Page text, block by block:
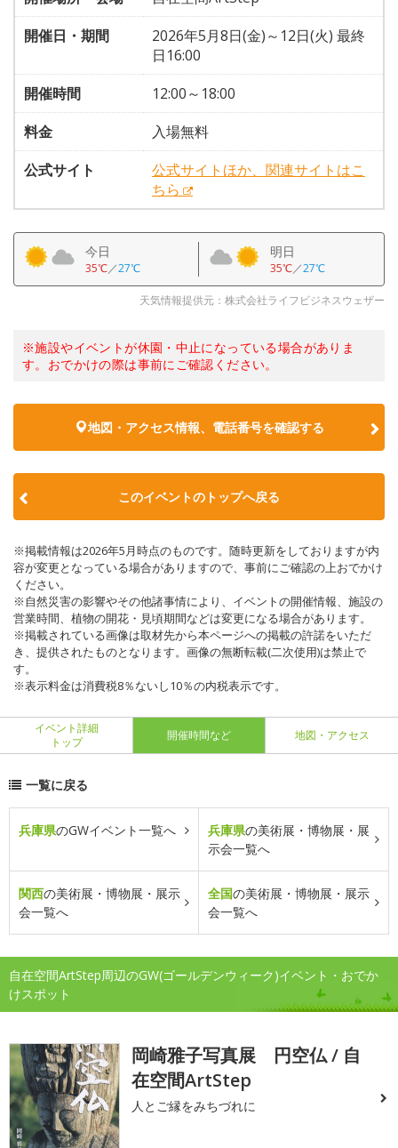
開催日・期間
2026年5月8日(金)～12日(火) 最終
日16:00
開催時間
12:00～18:00
料金
入場無料
公式サイト
公式サイトほか、関連サイトはこ
ちら
今日
35℃／27℃
明日
35℃／27℃
天気情報提供元：株式会社ライフビジネスウェザー
※施設やイベントが休園・中止になっている場合がありま
す。おでかけの際は事前にご確認ください。
地図・アクセス情報、電話番号を確認する
このイベントのトップへ戻る
※掲載情報は2026年5月時点のものです。随時更新をしておりますが内
容が変更となっている場合がありますので、事前にご確認の上おでかけ
ください。
※自然災害の影響やその他諸事情により、イベントの開催情報、施設の
営業時間、植物の開花・見頃期間などは変更になる場合があります。
※掲載されている画像は取材先から本ページへの掲載の許諾をいただ
き、提供されたものとなります。画像の無断転載(二次使用)は禁止で
す。
※表示料金は消費税8％ないし10％の内税表示です。
イベント詳細
トップ
開催時間など 地図・アクセス
一覧に戻る
兵庫県のGWイベント一覧へ 兵庫県の美術展・博物展・展
示会一覧へ
関西の美術展・博物展・展示
会一覧へ
全国の美術展・博物展・展示
会一覧へ
自在空間ArtStep周辺のGW(ゴールデンウィーク)イベント・おでか
けスポット
岡崎雅子写真展 円空仏 / 自
在空間ArtStep
人とご縁をみちづれに